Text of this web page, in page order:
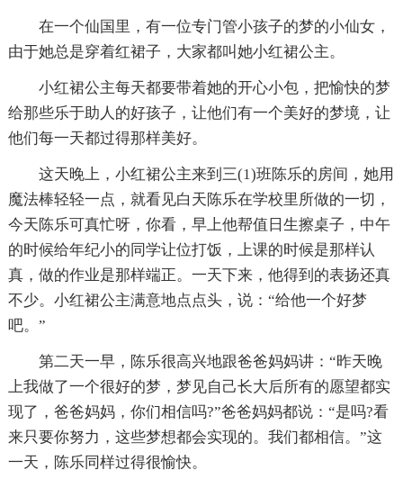
在一个仙国里，有一位专门管小孩子的梦的小仙女，
由于她总是穿着红裙子，大家都叫她小红裙公主。
小红裙公主每天都要带着她的开心小包，把愉快的梦
给那些乐于助人的好孩子，让他们有一个美好的梦境，让
他们每一天都过得那样美好。
这天晚上，小红裙公主来到三(1)班陈乐的房间，她用
魔法棒轻轻一点，就看见白天陈乐在学校里所做的一切，
今天陈乐可真忙呀，你看，早上他帮值日生擦桌子，中午
的时候给年纪小的同学让位打饭，上课的时候是那样认
真，做的作业是那样端正。一天下来，他得到的表扬还真
不少。小红裙公主满意地点点头，说：“给他一个好梦
吧。”
第二天一早，陈乐很高兴地跟爸爸妈妈讲：“昨天晚
上我做了一个很好的梦，梦见自己长大后所有的愿望都实
现了，爸爸妈妈，你们相信吗?”爸爸妈妈都说：“是吗?看
来只要你努力，这些梦想都会实现的。我们都相信。”这
一天，陈乐同样过得很愉快。